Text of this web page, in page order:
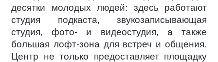
десятки молодых людей: здесь работают
студия подкаста, звукозаписывающая
студия, фото- и видеостудия, а также
большая лофт-зона для встреч и общения.
Центр не только предоставляет площадку